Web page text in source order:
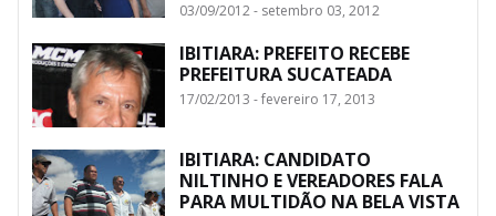
03/09/2012 - setembro 03, 2012
IBITIARA: PREFEITO RECEBE
PREFEITURA SUCATEADA
17/02/2013 - fevereiro 17, 2013
IBITIARA: CANDIDATO
NILTINHO E VEREADORES FALA
PARA MULTIDÃO NA BELA VISTA